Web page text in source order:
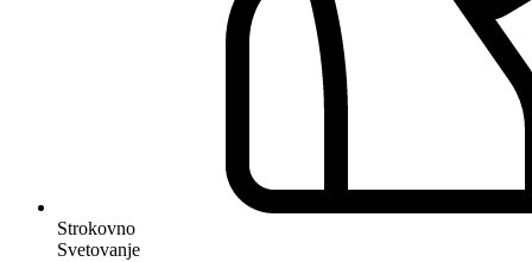
Strokovno
Svetovanje